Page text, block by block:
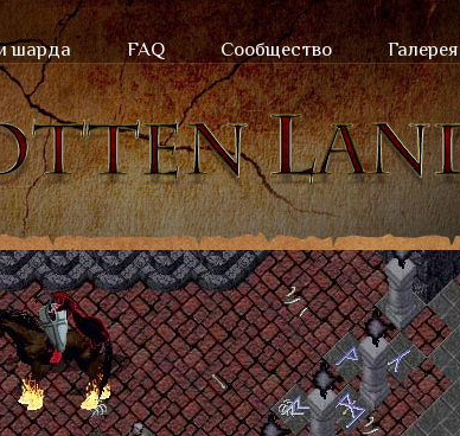
шарда FAQ Сообщество Галерея